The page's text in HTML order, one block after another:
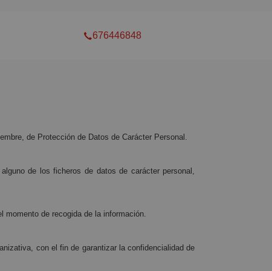
676446848
de Protección de Datos de Carácter Personal.
de los ficheros de datos de carácter personal,
de recogida de la información.
con el fin de garantizar la confidencialidad de